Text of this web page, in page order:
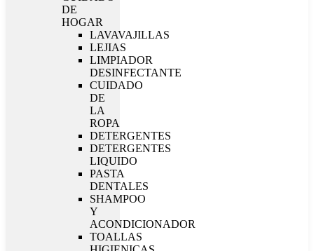
DE
HOGAR
LAVAVAJILLAS
LEJIAS
LIMPIADOR
DESINFECTANTE
CUIDADO
DE
LA
ROPA
DETERGENTES
DETERGENTES
LIQUIDO
PASTA
DENTALES
SHAMPOO
Y
ACONDICIONADOR
TOALLAS